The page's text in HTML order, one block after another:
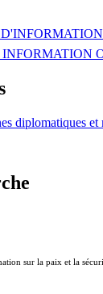
diplomatiques
sur la paix et la